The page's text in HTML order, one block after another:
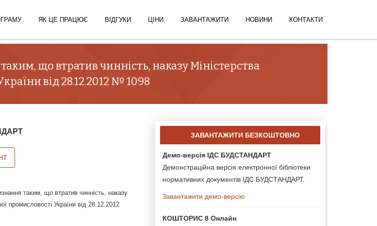
ЯК ЦЕ ПРАЦЮЄ ВІДГУКИ ЦІНИ ЗАВАНТАЖИТИ НОВИНИ КОНТАКТИ
що втратив чинність, наказу Міністерства
від 28.12.2012 № 1098
таким, що втратив чинність, наказу
промисловості України від 28.12.2012
ЗАВАНТАЖИТИ БЕЗКОШТОВНО
Демо-версія ІДС БУДСТАНДАРТ
Демонстраційна версія електронної бібліотеки
нормативних документів ІДС БУДСТАНДАРТ.
Завантажити демо-версію
КОШТОРИС 8 Онлайн